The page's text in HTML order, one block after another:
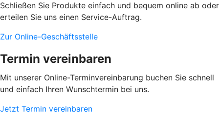
Schließen Sie Produkte einfach und bequem online ab oder
erteilen Sie uns einen Service-Auftrag.
Zur Online-Geschäftsstelle
Termin vereinbaren
Mit unserer Online-Terminvereinbarung buchen Sie schnell
und einfach Ihren Wunschtermin bei uns.
Jetzt Termin vereinbaren